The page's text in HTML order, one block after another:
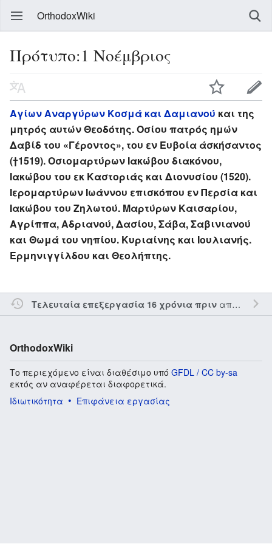
OrthodoxWiki
Πρότυπο:1 Νοέμβριος
Αγίων Αναργύρων Κοσμά και Δαμιανού και της
μητρός αυτών Θεοδότης. Οσίου πατρός ημών
Δαβίδ του «Γέροντος», του εν Ευβοία άσκήσαντος
(†1519). Οσιομαρτύρων Ιακώβου διακόνου,
Ιακώβου του εκ Καστοριάς και Διονυσίου (1520).
Ιερομαρτύρων Ιωάννου επισκόπου εν Περσία και
Ιακώβου του Ζηλωτού. Μαρτύρων Καισαρίου,
Αγρίππα, Αδριανού, Δασίου, Σάβα, Σαβινιανού
και Θωμά του νηπίου. Κυριαίνης και Ιουλιανής.
Ερμηνιγγίλδου και Θεολήπτης.
Τελευταία επεξεργασία 16 χρόνια πριναπό τον την
OrthodoxWiki
Το περιεχόμενο είναι διαθέσιμο υπό GFDL / CC by-sa
εκτός αν αναφέρεται διαφορετικά.
Ιδιωτικότητα
Επιφάνεια εργασίας